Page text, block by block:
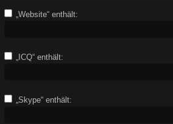
„Website“ enthält:
„ICQ“ enthält:
„Skype“ enthält: